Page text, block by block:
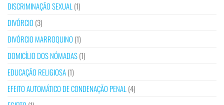
DISCRIMINAÇÃO SEXUAL (1)
DIVÓRCIO (3)
DIVÓRCIO MARROQUINO (1)
DOMICÍLIO DOS NÓMADAS(1)
EDUCAÇÃO RELIGIOSA(1)
EFEITO AUTOMÁTICO DE CONDENAÇÃO PENAL (4)